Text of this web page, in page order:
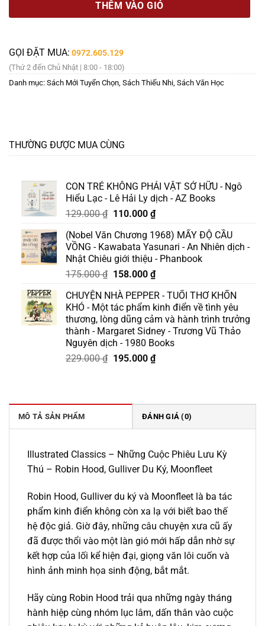
THÊM VÀO GIỎ
GỌI ĐẶT MUA: 0972.605.129
(Thứ 2 đến Chủ Nhật | 8:00 - 18:00)
Danh mục: Sách Mới Tuyển Chọn, Sách Thiếu Nhi, Sách Văn Học
THƯỜNG ĐƯỢC MUA CÙNG
CON TRẺ KHÔNG PHẢI VẬT SỞ HỮU - Ngô
Hiểu Lạc - Lê Hải Ly dịch - AZ Books
129.000₫ Giá
là:
129.000 ₫.
110.000 ₫Giá
tại
là:
110.000 ₫.
(Nobel Văn Chương 1968) MẤY ĐỘ CẦU
VỒNG - Kawabata Yasunari - An Nhiên dịch -
Nhật Chiêu giới thiệu - Phanbook
175.000₫ Giá
là:
175.000 ₫.
158.000 ₫Giá
tại
là:
158.000 ₫.
CHUYỆN NHÀ PEPPER - TUỔI THƠ KHỐN
KHÓ - Một tác phẩm kinh điển về tình yêu
thương, lòng dũng cảm và hành trình trưởng
thành - Margaret Sidney - Trương Vũ Thảo
Nguyên dịch - 1980 Books
229.000₫ Giá
195.000 ₫Giá
195.000 ₫.
MÔ TẢ SẢN PHẨM ĐÁNH GIÁ (0)
Illustrated Classics – Những Cuộc Phiêu Lưu Kỳ
Thú – Robin Hood, Gulliver Du Ký, Moonfleet
Robin Hood, Gulliver du ký và Moonfleet là ba tác
phẩm kinh điển không còn xa lạ với biết bao thế
hệ độc giả. Giờ đây, những câu chuyện xưa cũ ấy
đã được thổi vào một làn gió mới hấp dẫn nhờ sự
kết hợp của lối kể hiện đại, giọng văn lôi cuốn và
hình ảnh minh họa sinh động, bắt mắt.
Hãy cùng Robin Hood trải qua những ngày tháng
hành hiệp cùng nhóm lục lâm, dấn thân vào cuộc